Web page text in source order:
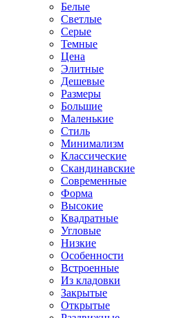
Белые
Светлые
Серые
Темные
Цена
Элитные
Дешевые
Размеры
Большие
Маленькие
Стиль
Минимализм
Классические
Скандинавские
Современные
Форма
Высокие
Квадратные
Угловые
Низкие
Особенности
Встроенные
Из кладовки
Закрытые
Открытые